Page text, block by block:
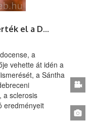
Sántha Kálmán-díjjal ismerték el a Debreceni Egyetem neurológusát
a
vehette át idén a
a Sántha
a sclerosis
eredményeit